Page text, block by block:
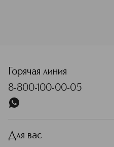
Горячая линия
8-800-100-00-05
Для вас